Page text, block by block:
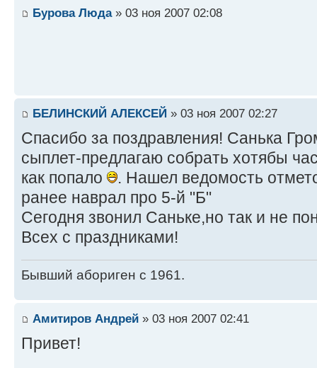
Бурова Люда» 03 ноя 2007 02:08
БЕЛИНСКИЙ АЛЕКСЕЙ » 03 ноя 2007 02:27
Спасибо за поздравления! Санька
сыплет-предлагаю собрать хотябы
как попало
. Нашел ведомость
ранее наврал про 5-й "Б"
Сегодня звонил Саньке,но так и не
Всех с праздниками!
Бывший абориген с 1961.
Амитиров Андрей » 03 ноя 2007 02:41
Привет!